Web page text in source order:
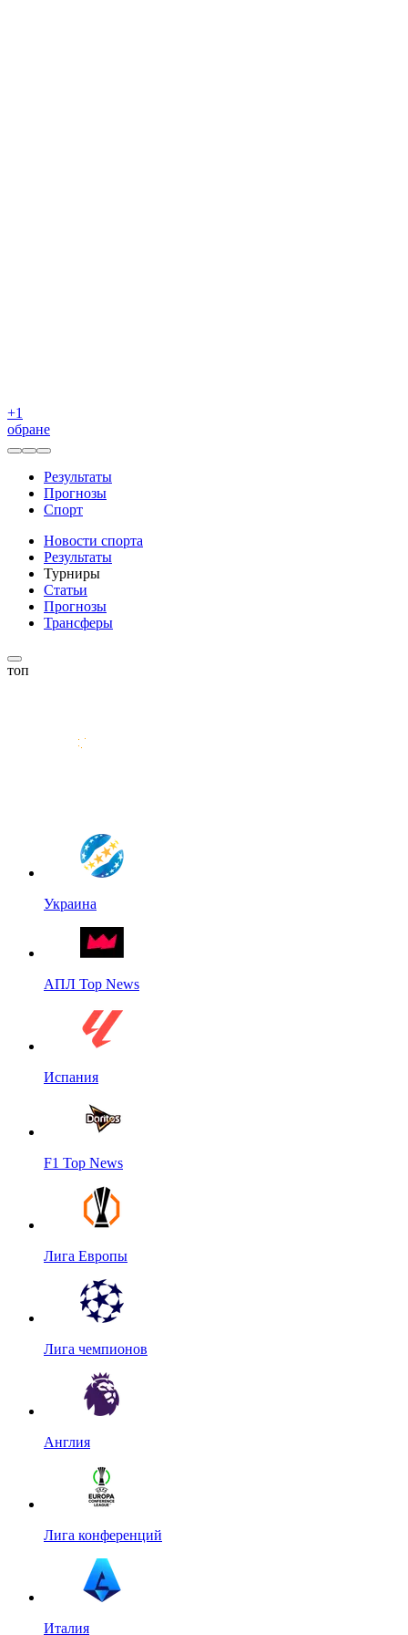
+1
обране
Результаты
Прогнозы
Спорт
Новости спорта
Результаты
Турниры
Статьи
Прогнозы
Трансферы
топ
Украина
АПЛ Top News
Испания
F1 Top News
Лига Европы
Лига чемпионов
Англия
Лига конференций
Италия